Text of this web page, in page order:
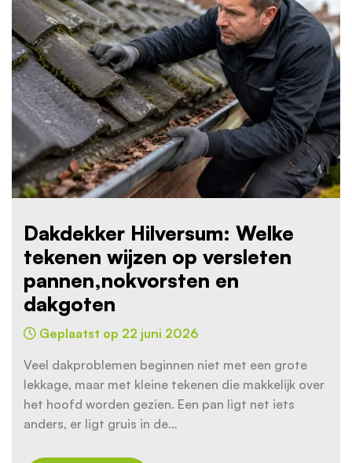
Dakdekker Hilversum: Welke
tekenen wijzen op versleten
pannen,nokvorsten en
dakgoten
Geplaatst op 22 juni 2026
Veel dakproblemen beginnen niet met een grote
lekkage, maar met kleine tekenen die makkelijk over
het hoofd worden gezien. Een pan ligt net iets
anders, er ligt gruis in de…